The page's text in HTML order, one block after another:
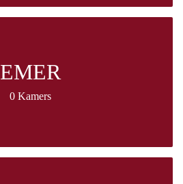
EMER
0 Kamers